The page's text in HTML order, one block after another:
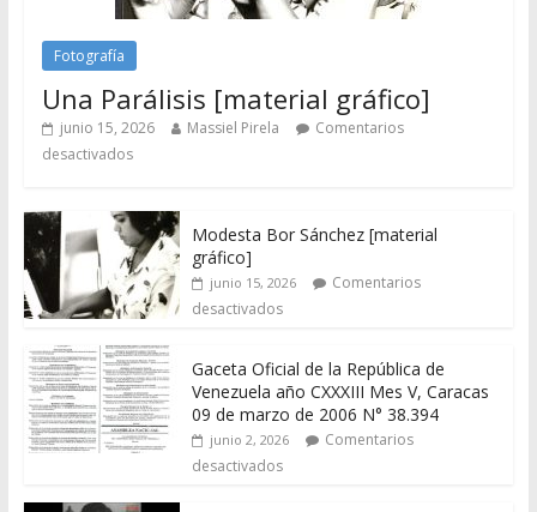
Fotografía
Una Parálisis [material gráfico]
junio 15, 2026 Massiel Pirela
Comentarios
desactivados
Modesta Bor Sánchez [material
gráfico]
junio 15, 2026
Comentarios
desactivados
Gaceta Oficial de la República de
Venezuela año CXXXIII Mes V, Caracas
09 de marzo de 2006 N° 38.394
junio 2, 2026
Comentarios
desactivados